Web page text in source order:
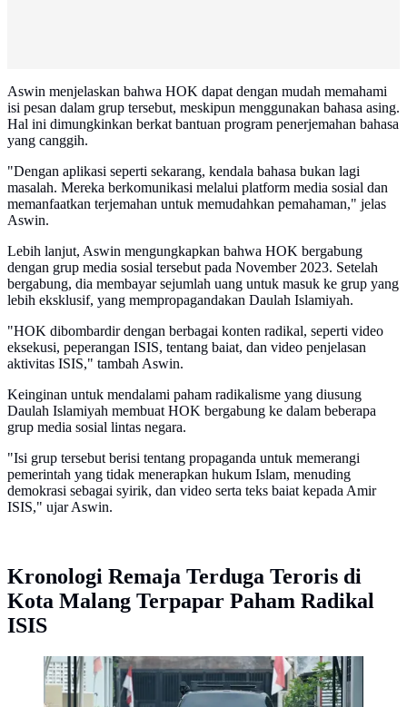
Aswin menjelaskan bahwa HOK dapat dengan mudah memahami
isi pesan dalam grup tersebut, meskipun menggunakan bahasa asing.
Hal ini dimungkinkan berkat bantuan program penerjemahan bahasa
yang canggih.
"Dengan aplikasi seperti sekarang, kendala bahasa bukan lagi
masalah. Mereka berkomunikasi melalui platform media sosial dan
memanfaatkan terjemahan untuk memudahkan pemahaman," jelas
Aswin.
Lebih lanjut, Aswin mengungkapkan bahwa HOK bergabung
dengan grup media sosial tersebut pada November 2023. Setelah
bergabung, dia membayar sejumlah uang untuk masuk ke grup yang
lebih eksklusif, yang mempropagandakan Daulah Islamiyah.
"HOK dibombardir dengan berbagai konten radikal, seperti video
eksekusi, peperangan ISIS, tentang baiat, dan video penjelasan
aktivitas ISIS," tambah Aswin.
Keinginan untuk mendalami paham radikalisme yang diusung
Daulah Islamiyah membuat HOK bergabung ke dalam beberapa
grup media sosial lintas negara.
"Isi grup tersebut berisi tentang propaganda untuk memerangi
pemerintah yang tidak menerapkan hukum Islam, menuding
demokrasi sebagai syirik, dan video serta teks baiat kepada Amir
ISIS," ujar Aswin.
Kronologi Remaja Terduga Teroris di
Kota Malang Terpapar Paham Radikal
ISIS
Densus 88 menangkap terduga teroris di Kota Batu
Jatim. (Istimewa)